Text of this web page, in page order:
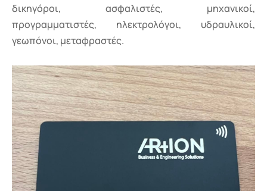
δικηγόροι, ασφαλιστές, μηχανικοί,
προγραμματιστές, ηλεκτρολόγοι, υδραυλικοί,
γεωπόνοι, μεταφραστές.